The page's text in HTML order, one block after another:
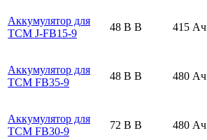
Аккумулятор для
TCM J-FB15-9
48 В В 415 Ач
Аккумулятор для
TCM FB35-9
48 В В 480 Ач
Аккумулятор для
TCM FB30-9
72 В В 480 Ач